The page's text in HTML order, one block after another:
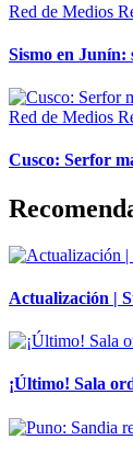
Red de Medios
Sismo en Junín:
Red de Medios
Cusco: Serfor
Actualización |
¡Último! Sala